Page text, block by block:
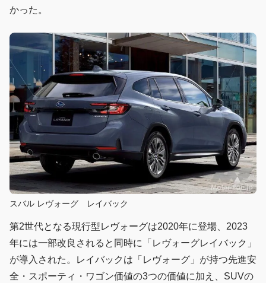
かった。
スバル レヴォーグ レイバック
第2世代となる現行型レヴォーグは2020年に登場、2023
年には一部改良されると同時に「レヴォーグレイバック」
が導入された。レイバックは「レヴォーグ」が持つ先進安
全・スポーティ・ワゴン価値の3つの価値に加え、SUVの